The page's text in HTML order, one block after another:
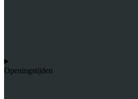
Openingstijden